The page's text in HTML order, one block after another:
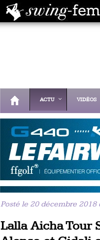
ACTU VIDÉOS
Posté le 20 décembre 2018
Lalla Aicha Tour